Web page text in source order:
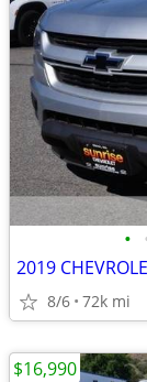
•
2019
8/6 72k mi
$16,990